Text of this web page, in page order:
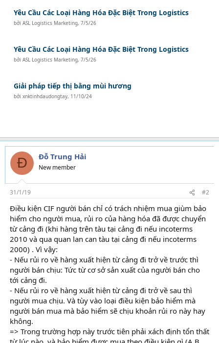
Yêu Cầu Các Loại Hàng Hóa Đặc Biệt Trong Logistics
bởiASL Logistics Marketing,7/5/26
Yêu Cầu Các Loại Hàng Hóa Đặc Biệt Trong Logistics
bởiASL Logistics Marketing,7/5/26
Giải pháp tiếp thị bằng mùi hương
bởixnktinhdaudongtay, 11/10/24
Đ Đỗ Trung Hải
New member
31/1/19 #2
Điều kiện CIF người bán chỉ có trách nhiệm mua giùm bảo
hiểm cho người mua, rủi ro của hàng hóa đã được chuyển
từ cảng đi (khi hàng trên tàu tại cảng đi nếu incoterms
2010 và qua quan lan can tàu tại cảng đi nếu incoterms
2000) . Vì vậy:
- Nếu rủi ro về hàng xuất hiện từ cảng đi trở về trước thì
người bán chịu: Tức từ cơ sở sản xuất của người bán cho
tới cảng đi.
- Nếu rủi ro về hàng xuất hiện từ cảng đi trở về sau thì
người mua chịu. Và tùy vào loại điều kiện bảo hiểm mà
người bán mua mà bảo hiểm sẽ chịu khoản rủi ro này hay
không.
=> Trong trường hợp này trước tiên phải xách định tổn thất